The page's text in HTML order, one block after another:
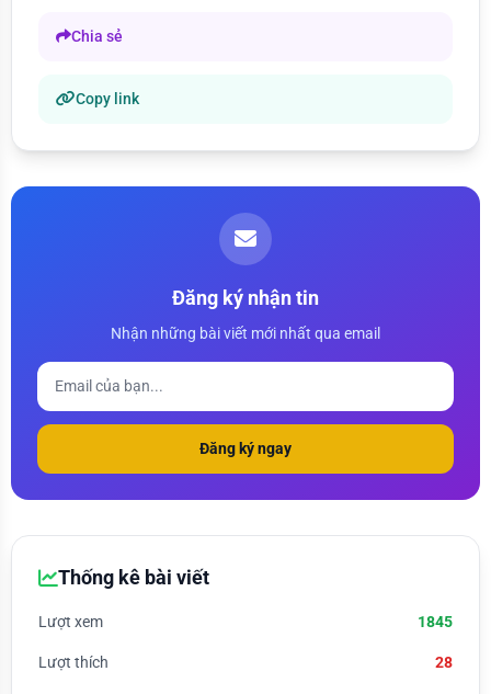
Chia sẻ
Copy link
Đăng ký nhận tin
Nhận những bài viết mới nhất qua email
Đăng ký ngay
Thống kê bài viết
Lượt xem 1845
Lượt thích 28